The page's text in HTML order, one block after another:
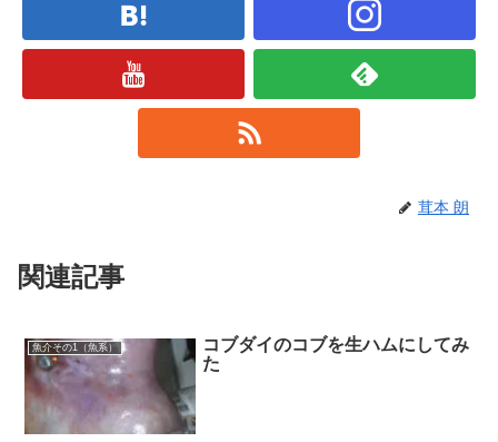
茸本 朗
関連記事
魚介その1（魚系）
コブダイのコブを生ハムにしてみ
た